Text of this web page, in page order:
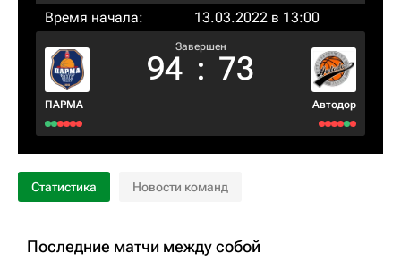
Время начала:
13.03.2022 в 13:00
ПАРМА
Завершен
94 : 73
Автодор
Статистика Новости команд
Последние матчи между собой